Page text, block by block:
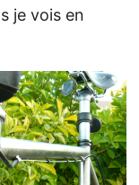
je vois en